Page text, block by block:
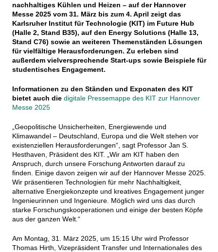
nachhaltiges Kühlen und Heizen – auf der Hannover
Messe 2025 vom 31. März bis zum 4. April zeigt das
Karlsruher Institut für Technologie (KIT) im Future Hub
(Halle 2, Stand B35), auf den Energy Solutions (Halle 13,
Stand C76) sowie an weiteren Themenständen Lösungen
für vielfältige Herausforderungen. Zu erleben sind
außerdem vielversprechende Start-ups sowie Beispiele für
studentisches Engagement.
Informationen zu den Ständen und Exponaten des KIT
bietet auch die digitale Pressemappe des KIT zur Hannover
Messe 2025
„Geopolitische Unsicherheiten, Energiewende und
Klimawandel – Deutschland, Europa und die Welt stehen vor
existenziellen Herausforderungen“, sagt Professor Jan S.
Hesthaven, Präsident des KIT. „Wir am KIT haben den
Anspruch, durch unsere Forschung Antworten darauf zu
finden. Einige davon zeigen wir auf der Hannover Messe 2025.
Wir präsentieren Technologien für mehr Nachhaltigkeit,
alternative Energiekonzepte und kreatives Engagement junger
Ingenieurinnen und Ingenieure. Möglich wird uns das durch
starke Forschungskooperationen und einige der besten Köpfe
aus der ganzen Welt.“
Am Montag, 31. März 2025, um 15:15 Uhr wird Professor
Thomas Hirth, Vizepräsident Transfer und Internationales des